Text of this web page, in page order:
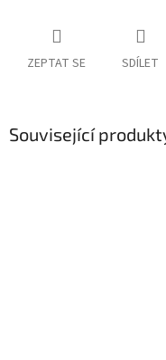
ZEPTAT SE SDÍLET
Související